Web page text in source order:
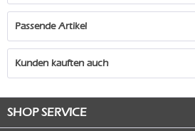
Passende Artikel
Kunden kauften auch
SHOP SERVICE